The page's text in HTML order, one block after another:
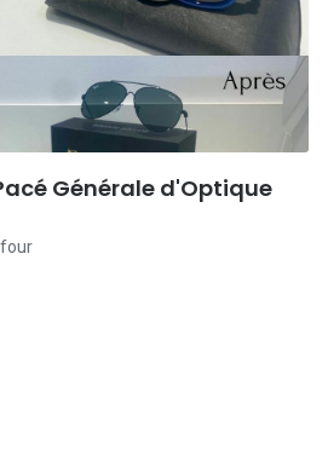
09:30 - 20:00
09:30 - 20:00
Générale d'Optique